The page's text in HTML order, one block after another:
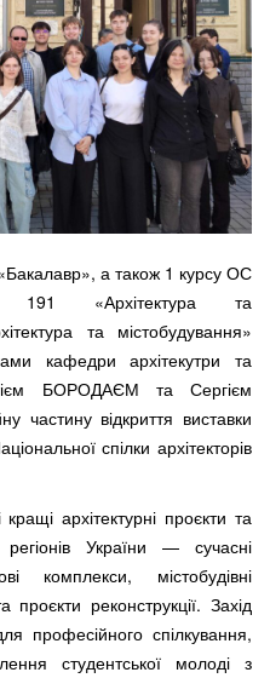
а також 1 курсу ОС
191 «Архітектура та
та містобудування»
кафедри архітекутри та
БОРОДАЄМ та Сергієм
частину відкриття виставки
спілки архітекторів
архітектурні проєкти та
регіонів України — сучасні
комплекси, містобудівні
проєкти реконструкції. Захід
професійного спілкування,
студентської молоді з